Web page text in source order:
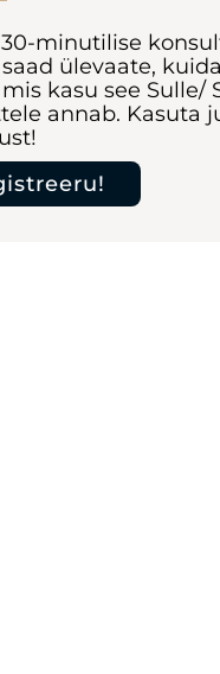
30-minutilise
ülevaate,
kasu see Sulle/
annab. Kasuta